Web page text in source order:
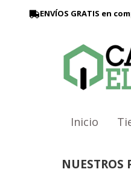
ENVÍOS GRATIS en
Inicio
NUESTROS